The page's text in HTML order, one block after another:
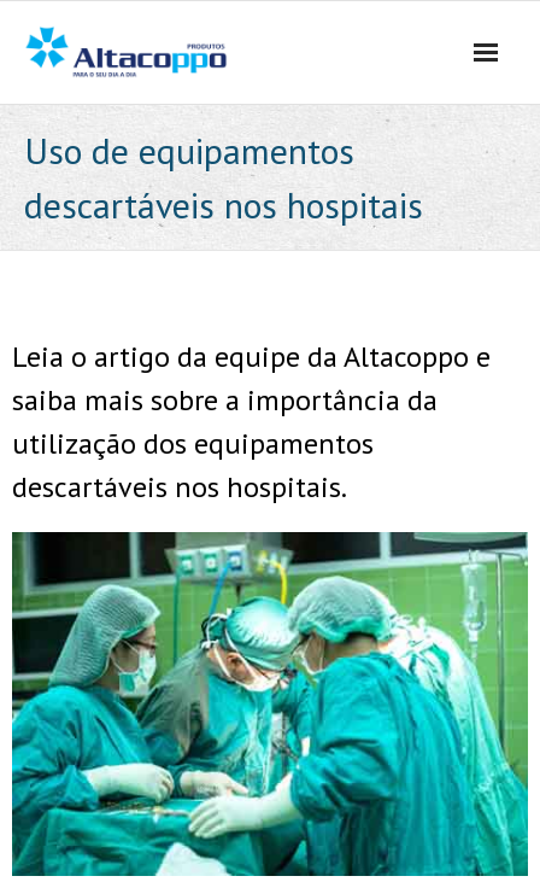
content
Uso de equipamentos
descartáveis nos hospitais
Leia o artigo da equipe da Altacoppo e
saiba mais sobre a importância da
utilização dos equipamentos
descartáveis nos hospitais.